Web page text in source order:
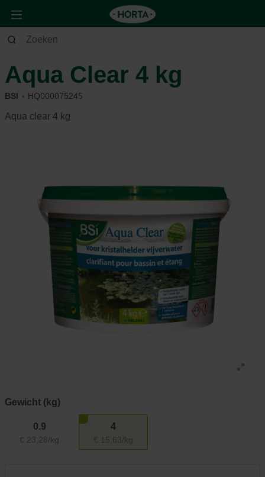
Tuin Vijver
Aqua Clear 4 kg
BSI HQ000075245
Aqua clear 4 kg
Gewicht (kg)
0.9
€ 23,28/kg
4
€ 15,63/kg